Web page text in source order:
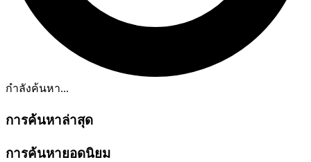
กำลังค้นหา...
การค้นหาล่าสุด
การค้นหายอดนิยม